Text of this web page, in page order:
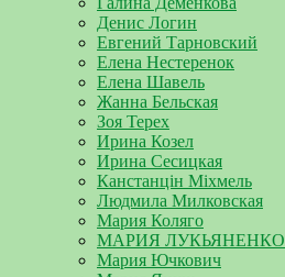
Денис Логин
Евгений Тарновский
Елена Нестеренок
Елена Шавель
Жанна Бельская
Зоя Терех
Ирина Козел
Ирина Сесицкая
Канстанцін Міхмель
Людмила Милковская
Мария Коляго
МАРИЯ ЛУКЬЯНЕНКО
Мария Ючкович